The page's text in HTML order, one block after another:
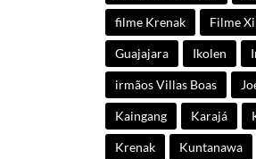
filme Krenak Filme
Guajajara Ikolen
irmãos Villas Boas
Kaingang Karajá
Krenak Kuntanawa